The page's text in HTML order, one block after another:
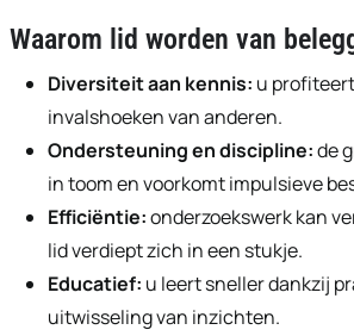
Waarom lid worden van
Diversiteit aan kennis: u
invalshoeken van anderen.
Ondersteuning en discipline:de
in toom en voorkomt impulsieve
Efficiëntie:onderzoekswerk kan
lid verdiept zich in een stukje.
Educatief: u leert sneller dankzij
uitwisseling van inzichten.